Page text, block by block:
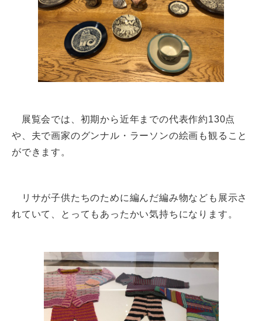
展覧会では、初期から近年までの代表作約130点
や、夫で画家のグンナル・ラーソンの絵画も観ること
ができます。
リサが子供たちのために編んだ編み物なども展示さ
れていて、とってもあったかい気持ちになります。